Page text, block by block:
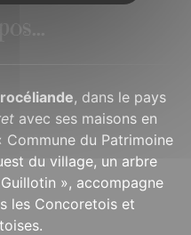
, dans le pays
avec ses maisons en
Commune du Patrimoine
du village, un arbre
», accompagne
les Concoretois et